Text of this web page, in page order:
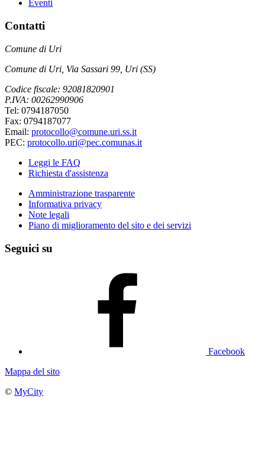
Eventi
Contatti
Comune di Uri
Comune di Uri, Via Sassari 99, Uri (SS)
Codice fiscale: 92081820901
P.IVA: 00262990906
Tel: 0794187050
Fax: 0794187077
Email: protocollo@comune.uri.ss.it
PEC: protocollo.uri@pec.comunas.it
Leggi le FAQ
Richiesta d'assistenza
Amministrazione trasparente
Informativa privacy
Note legali
Piano di miglioramento del sito e dei servizi
Seguici su
Facebook
Mappa del sito
© MyCity